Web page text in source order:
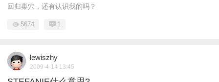
回归巢穴，还有认识我的吗？
5674 1
lewiszhy
2009-4-14 13:45